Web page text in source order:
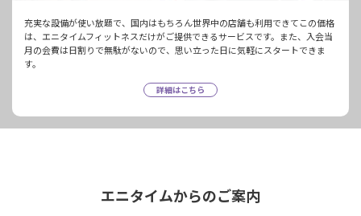
充実な設備が使い放題で、国内はもちろん世界中の店舗も利用できてこの価格
は、エニタイムフィットネスだけがご提供できるサービスです。また、入会当
月の会費は日割りで無駄がないので、思い立った日に気軽にスタートできま
す。
詳細はこちら
エニタイムからのご案内